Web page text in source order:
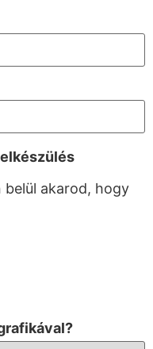
belül akarod, hogy